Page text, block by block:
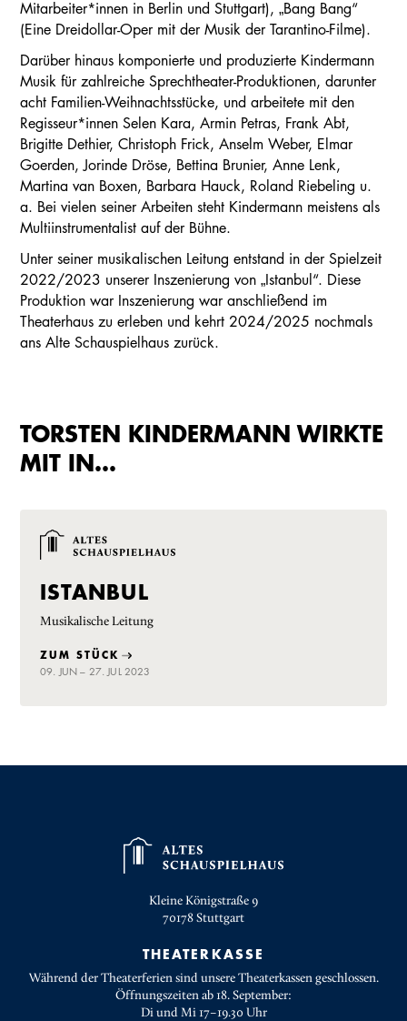
Mitarbeiter*innen in Berlin und Stuttgart), „Bang Bang“
(Eine Dreidollar-Oper mit der Musik der Tarantino-Filme).
Darüber hinaus komponierte und produzierte Kindermann
Musik für zahlreiche Sprechtheater-Produktionen, darunter
acht Familien-Weihnachtsstücke, und arbeitete mit den
Regisseur*innen Selen Kara, Armin Petras, Frank Abt,
Brigitte Dethier, Christoph Frick, Anselm Weber, Elmar
Goerden, Jorinde Dröse, Bettina Brunier, Anne Lenk,
Martina van Boxen, Barbara Hauck, Roland Riebeling u.
a. Bei vielen seiner Arbeiten steht Kindermann meistens als
Multiinstrumentalist auf der Bühne.
Unter seiner musikalischen Leitung entstand in der Spielzeit
2022/2023 unserer Inszenierung von „Istanbul“. Diese
Produktion war Inszenierung war anschließend im
Theaterhaus zu erleben und kehrt 2024/2025 nochmals
ans Alte Schauspielhaus zurück.
TORSTEN KINDERMANN WIRKTE
MIT IN…
ISTANBUL
Musikalische Leitung
ZUM STÜCK
09. JUN – 27. JUL 2023
Kleine Königstraße 9
70178Stuttgart
THEATERKASSE
Während der Theaterferien sind unsere Theaterkassen geschlossen.
Öffnungszeiten ab 18. September:
Di und Mi 17–19.30 Uhr